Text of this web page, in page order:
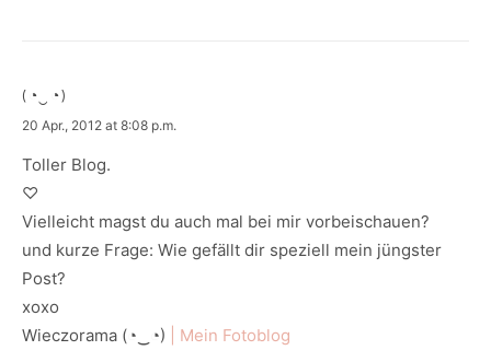
(◔‿◔)
says:
20 Apr., 2012 at 8:08 p.m.
Toller Blog.
♡
Vielleicht magst du auch mal bei mir vorbeischauen?
und kurze Frage: Wie gefällt dir speziell mein jüngster
Post?
xoxo
Wieczorama (◔‿◔)
| Mein Fotoblog